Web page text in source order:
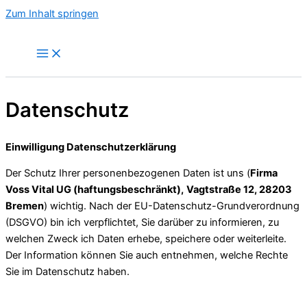
Zum Inhalt springen
Datenschutz
Einwilligung Datenschutzerklärung
Der Schutz Ihrer personenbezogenen Daten ist uns (Firma
Voss Vital UG (haftungsbeschränkt), Vagtstraße 12, 28203
Bremen) wichtig. Nach der EU-Datenschutz-Grundverordnung
(DSGVO) bin ich verpflichtet, Sie darüber zu informieren, zu
welchen Zweck ich Daten erhebe, speichere oder weiterleite.
Der Information können Sie auch entnehmen, welche Rechte
Sie im Datenschutz haben.